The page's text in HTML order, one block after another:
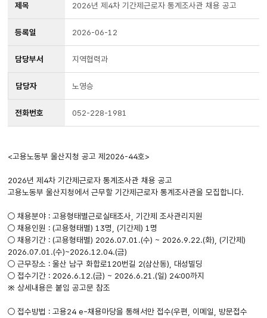
제목 2026년 제4차 기간제근로자 통계조사관 채용 공고
등록일 2026-06-12
담당부서 지역협력과
담당자 노영승
전화번호 052-228-1981
<고용노동부 울산지청 공고 제2026-44호>
2026년 제4차 기간제근로자 통계조사관 채용 공고
고용노동부 울산지청에서 근무할 기간제근로자 통계조사관을 모집합니다.
○ 채용분야 : 고용형태별근로실태조사, 기간제 조사관리지원
○ 채용인원 : (고용형태별) 13명, (기간제) 1명
○ 채용기간 : (고용형태별) 2026.07.01.(수) ~ 2026.9.22.(화), (기간제)
2026.07.01.(수)~2026.12.04.(금)
○ 근무장소 : 울산 남구 화합로120번길 2(삼산동), 대성빌딩
○ 접수기간 : 2026.6.12.(금) ~ 2026.6.21.(일) 24:00까지
※ 상세내용은 붙임 공고문 참조
○ 접수방법 : 고용24 e-채용마당을 통해서만 접수(우편, 이메일, 방문접수